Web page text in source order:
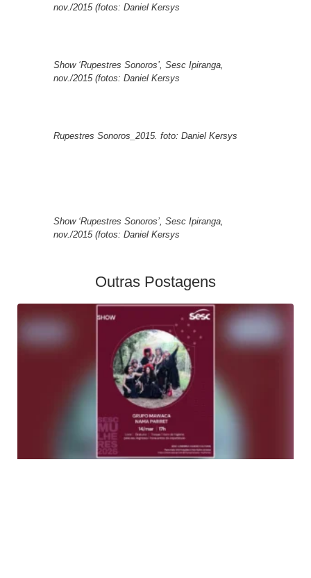
nov./2015 (fotos: Daniel Kersys
Show ‘Rupestres Sonoros’, Sesc Ipiranga,
nov./2015 (fotos: Daniel Kersys
Rupestres Sonoros_2015. foto: Daniel Kersys
Show ‘Rupestres Sonoros’, Sesc Ipiranga,
nov./2015 (fotos: Daniel Kersys
Outras Postagens